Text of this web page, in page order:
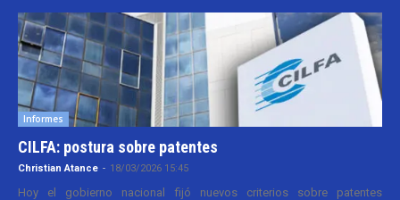
Informes
CILFA: postura sobre patentes
Christian Atance - 18/03/2026 15:45
Hoy el gobierno nacional fijó nuevos criterios sobre patentes